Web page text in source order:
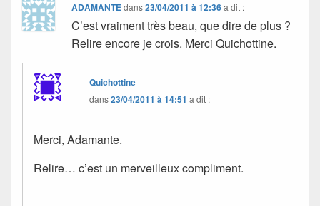
ADAMANTEdans23/04/2011 à 12:36 a dit :
C’est vraiment très beau, que dire de plus ?
Relire encore je crois. Merci Quichottine.
Quichottine
dans23/04/2011 à 14:51 a dit :
Merci, Adamante.
Relire… c’est un merveilleux compliment.